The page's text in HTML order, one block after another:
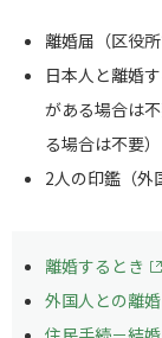
離婚届（区役所
日本人と離婚
がある場合は
る場合は不要）
2人の印鑑（外
離婚するとき
外国人との離